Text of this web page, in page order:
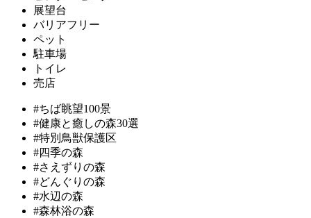
展望台
バリアフリー
ペット
駐車場
トイレ
売店
#ちば眺望100景
#健康と癒しの森30選
#特別鳥獣保護区
#四季の森
#さえずりの森
#どんぐりの森
#水辺の森
#森林浴の森